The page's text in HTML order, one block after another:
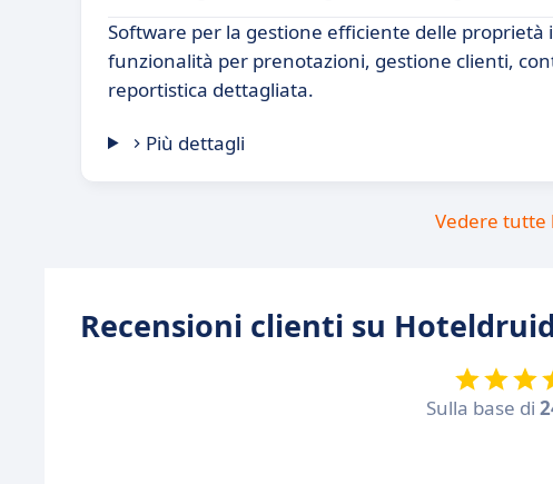
Software per la gestione efficiente delle proprietà
funzionalità per prenotazioni, gestione clienti,
reportistica dettagliata.
Più dettagli
Vedere tutte
Recensioni clienti su Hoteldruid
Sulla base di